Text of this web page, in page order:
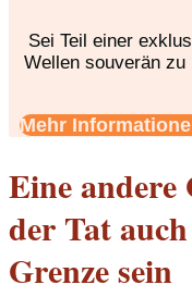
Sei Teil einer
Wellen souverän
Mehr
Eine andere
der Tat
Grenze sein